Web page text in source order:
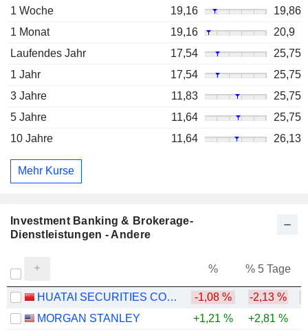
1 Woche 19,16
19,86
1 Monat
19,16
20,9
Laufendes Jahr
17,54
25,75
1 Jahr
17,54
25,75
3 Jahre
11,83
25,75
5 Jahre
11,64
25,75
10 Jahre
11,64 26,13
Mehr Kurse
Investment Banking & Brokerage-
Dienstleistungen - Andere
% % 5 Tage
HUATAI SECURITIES CO., LTD. -1,08 % -2,13 %
MORGAN STANLEY
+1,21 % +2,81 %